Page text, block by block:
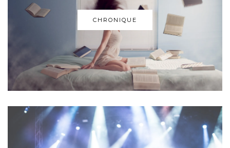
CHRONIQUE